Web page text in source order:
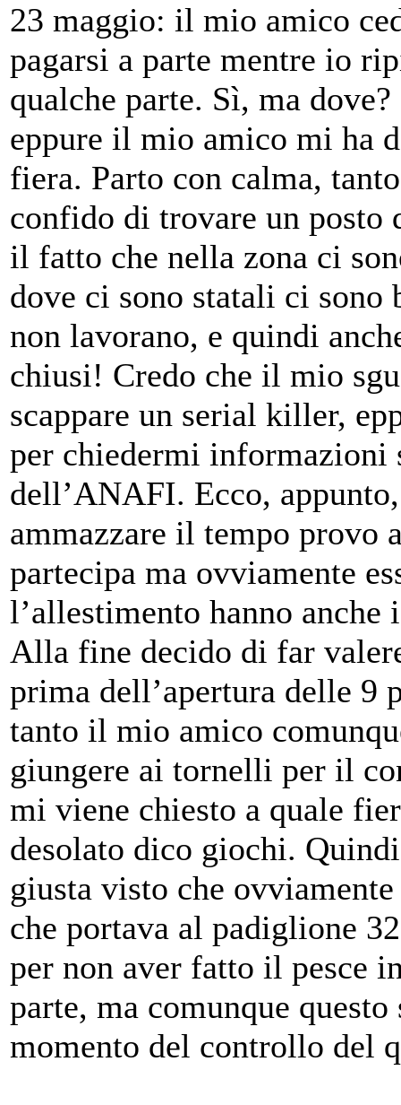
23 maggio: il mio amico
pagarsi a parte mentre io
qualche parte. Sì, ma
eppure il mio amico mi ha
fiera. Parto con calma,
confido di trovare un posto
il fatto che nella zona ci
dove ci sono statali ci sono
non lavorano, e quindi
chiusi! Credo che il mio
scappare un serial killer,
per chiedermi
dell’ANAFI. Ecco,
ammazzare il tempo provo
partecipa ma ovviamente
l’allestimento hanno
Alla fine decido di far
prima dell’apertura delle 9
tanto il mio amico
giungere ai tornelli per il
mi viene chiesto a quale
desolato dico giochi.
giusta visto che
che portava al padiglione
per non aver fatto il pesce
parte, ma comunque
momento del controllo del